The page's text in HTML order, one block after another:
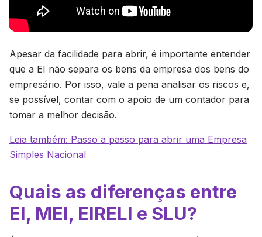
Apesar da facilidade para abrir, é importante entender
que a EI não separa os bens da empresa dos bens do
empresário. Por isso, vale a pena analisar os riscos e,
se possível, contar com o apoio de um contador para
tomar a melhor decisão.
Leia também: Passo a passo para abrir uma Empresa
Simples Nacional
Quais as diferenças entre
EI, MEI, EIRELI e SLU?